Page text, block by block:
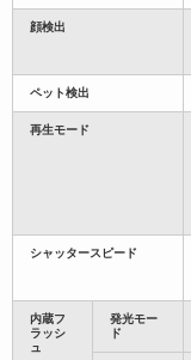
顔検出
ペット検出
再生モード
シャッタースピード
内蔵フ
ラッシ
ュ
発光モー
ド